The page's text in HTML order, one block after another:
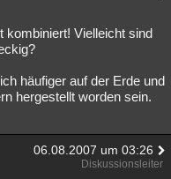
kombiniert! Vielleicht sind
häufiger auf der Erde und
hergestellt worden sein.
06.08.2007 um 03:26
Diskussionsleiter